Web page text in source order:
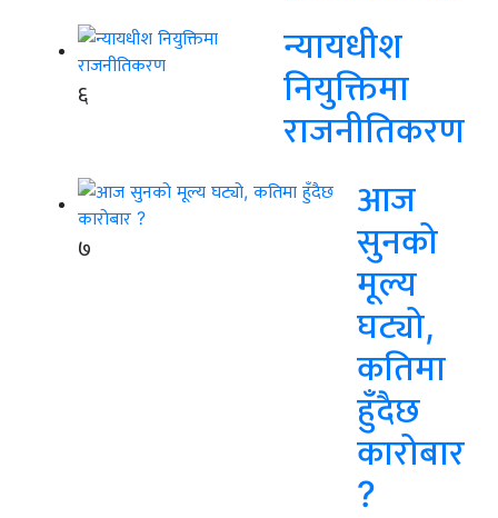
६
न्यायधीश
नियुक्तिमा
राजनीतिकरण
७
आज
सुनको
मूल्य
घट्यो,
कतिमा
हुँदैछ
कारोबार
?